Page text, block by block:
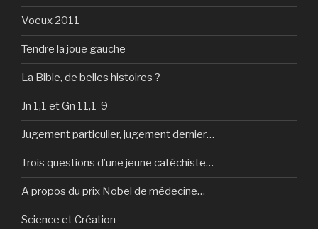
Voeux 2011
Tendre la joue gauche
La Bible, de belles histoires ?
Jn 1,1 et Gn 11,1-9
Jugement particulier, jugement dernier…
Trois questions d’une jeune catéchiste…
A propos du prix Nobel de médecine…
Science et Création